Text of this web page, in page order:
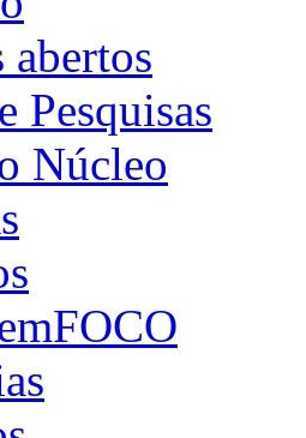
abertos
Pesquisas
Núcleo